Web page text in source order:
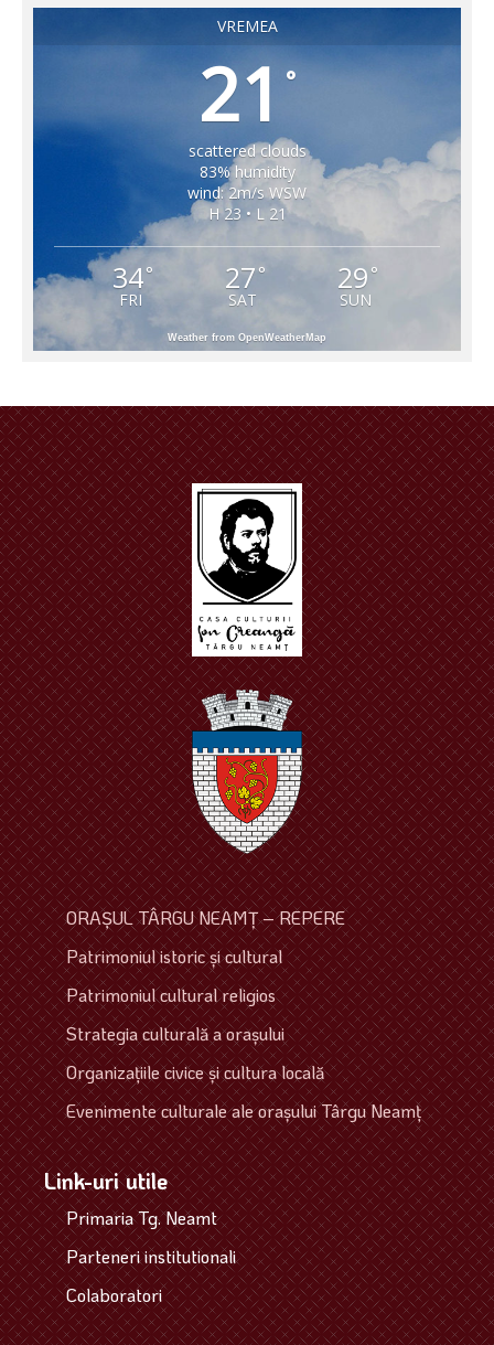
VREMEA
21°
scattered clouds
83% humidity
wind: 2m/s WSW
H 23 • L 21
34°
FRI
27°
SAT
29 °
SUN
Weather from OpenWeatherMap
ORAŞUL TÂRGU NEAMŢ – REPERE
Patrimoniul istoric şi cultural
Patrimoniul cultural religios
Strategia culturală a oraşului
Organizaţiile civice şi cultura locală
Evenimente culturale ale oraşului Târgu Neamţ
Link-uri utile
Primaria Tg. Neamt
Parteneri institutionali
Colaboratori